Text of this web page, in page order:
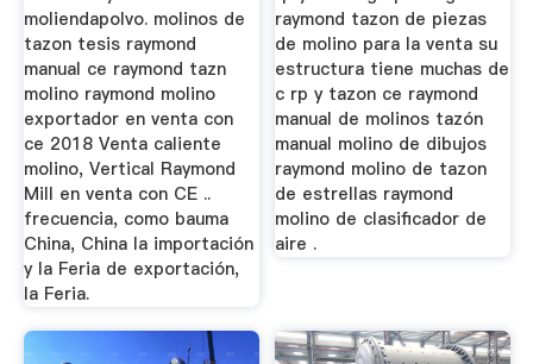
moliendapolvo. molinos de
tazon tesis raymond
manual ce raymond tazn
molino raymond molino
exportador en venta con
ce 2018 Venta caliente
molino, Vertical Raymond
Mill en venta con CE ..
frecuencia, como bauma
China, China la importación
y la Feria de exportación,
la Feria.
raymond tazon de piezas
de molino para la venta su
estructura tiene muchas de
c rp y tazon ce raymond
manual de molinos tazón
manual molino de dibujos
raymond molino de tazon
de estrellas raymond
molino de clasificador de
aire .